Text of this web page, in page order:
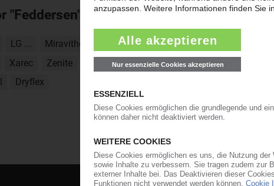
"Feddersen"
LG ... Miravithen Mirel Multilon Mvera
Xarec Zenite GUR Hifax Hostacom
Dryflex